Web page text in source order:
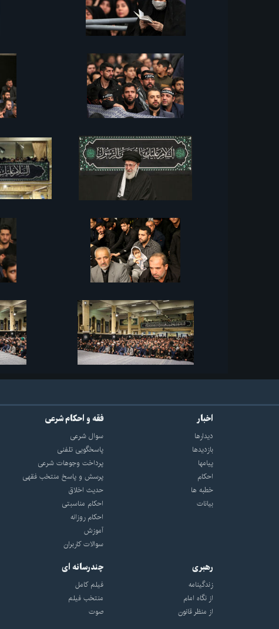
اخبار
دیدارها
بازديدها
پيامها
احكام
خطبه ها
بیانات
فقه و احکام شرعی
سوال شرعی
پاسخگویی تلفنی
پرداخت وجوهات شرعی
پرسش و پاسخ منتخب فقهی
حدیث اخلاق
احکام مناسبتی
احکام روزانه
آموزش
سوالات کاربران
رهبری
زندگینامه
از نگاه امام
از منظر قانون
چندرسانه ای
فیلم کامل
منتخب فیلم
صوت